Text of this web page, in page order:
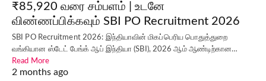
₹85,920 வரை சம்பளம் | உடனே
விண்ணப்பிக்கவும் SBI PO Recruitment 2026
SBI PO Recruitment 2026: இந்தியாவின் மிகப்பெரிய பொதுத்துறை
வங்கியான ஸ்டேட் பேங்க் ஆப் இந்தியா (SBI), 2026 ஆம் ஆண்டிற்கான…
Read More
2 months ago